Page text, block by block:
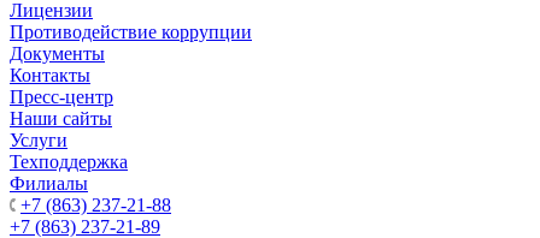
Лицензии
Противодействие коррупции
Документы
Контакты
Пресс-центр
Наши сайты
Услуги
Техподдержка
Филиалы
+7 (863) 237-21-88
+7 (863) 237-21-89